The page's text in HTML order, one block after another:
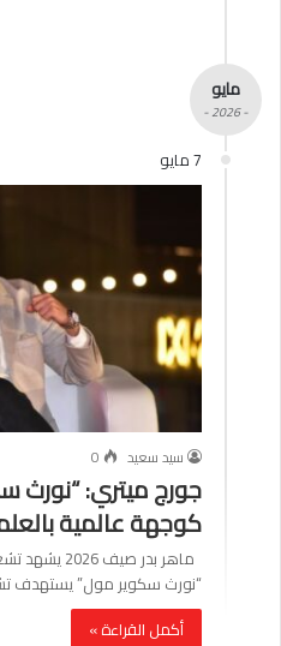
مايو
- 2026 -
7 مايو
سيد سعيد
0
جورج ميتري: “نورث
كوجهة عالمية
“نورث سكوير مول” يستهدف تشغيل 100 علامة
أكمل القراءة »